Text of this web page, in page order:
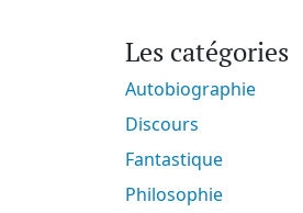
Les catégories
Autobiographie
Discours
Fantastique
Philosophie